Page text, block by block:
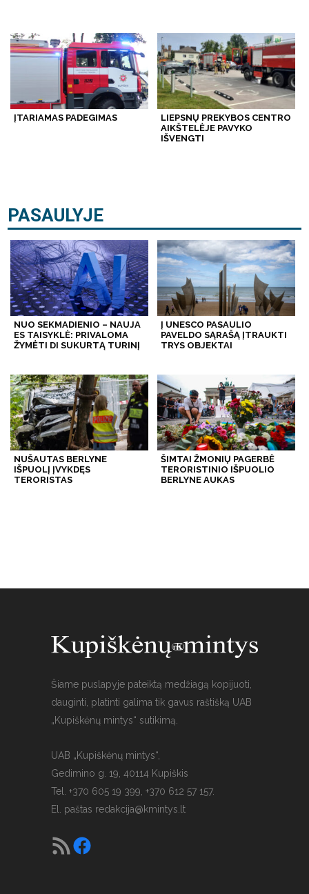
ĮTARIAMAS PADEGIMAS
LIEPSNŲ PREKYBOS CENTRO
AIKŠTELĖJE PAVYKO
IŠVENGTI
PASAULYJE
NUO SEKMADIENIO – NAUJA
ES TAISYKLĖ: PRIVALOMA
ŽYMĖTI DI SUKURTĄ TURINĮ
Į UNESCO PASAULIO
PAVELDO SĄRAŠĄ ĮTRAUKTI
TRYS OBJEKTAI
NUŠAUTAS BERLYNE
IŠPUOLĮ ĮVYKDĘS
TERORISTAS
ŠIMTAI ŽMONIŲ PAGERBĖ
TERORISTINIO IŠPUOLIO
BERLYNE AUKAS
Šiame puslapyje pateiktą medžiagą kopijuoti,
dauginti, platinti galima tik gavus raštišką UAB
„Kupiškėnų mintys“ sutikimą.
UAB „Kupiškėnų mintys“,
Gedimino g. 19, 40114 Kupiškis
Tel. +370 605 19 399, +370 612 57 157.
El. paštas redakcija@kmintys.lt